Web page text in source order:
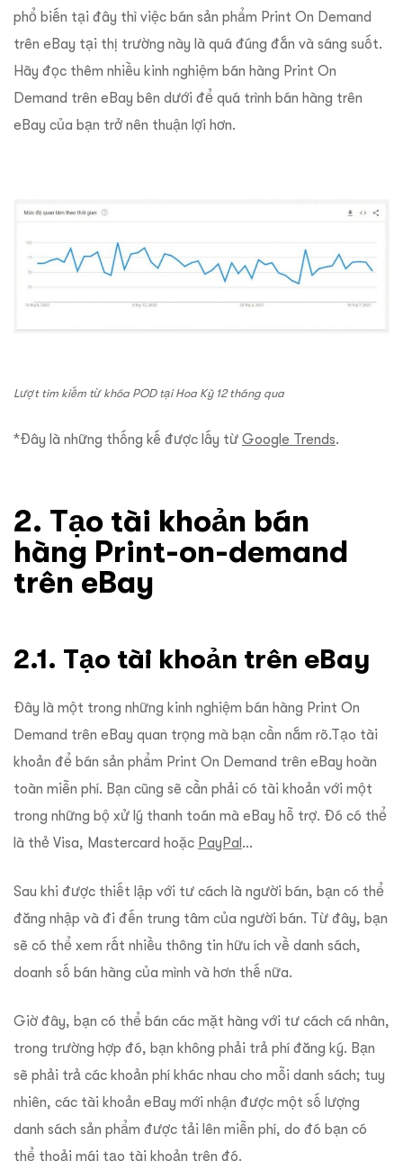
phổ biến tại đây thì việc bán sản phẩm Print On Demand
trên eBay tại thị trường này là quá đúng đắn và sáng suốt.
Hãy đọc thêm nhiều kinh nghiệm bán hàng Print On
Demand trên eBay bên dưới để quá trình bán hàng trên
eBay của bạn trở nên thuận lợi hơn.
Lượt tìm kiếm từ khóa POD tại Hoa Kỳ 12 tháng qua
*Đây là những thống kế được lấy từ Google Trends.
2. Tạo tài khoản bán
hàng Print-on-demand
trên eBay
2.1. Tạo tài khoản trên eBay
Đây là một trong những kinh nghiệm bán hàng Print On
Demand trên eBay quan trọng mà bạn cần nắm rõ.Tạo tài
khoản để bán sản phẩm Print On Demand trên eBay hoàn
toàn miễn phí. Bạn cũng sẽ cần phải có tài khoản với một
trong những bộ xử lý thanh toán mà eBay hỗ trợ. Đó có thể
là thẻ Visa, Mastercard hoặc PayPal …
Sau khi được thiết lập với tư cách là người bán, bạn có thể
đăng nhập và đi đến trung tâm của người bán. Từ đây, bạn
sẽ có thể xem rất nhiều thông tin hữu ích về danh sách,
doanh số bán hàng của mình và hơn thế nữa.
Giờ đây, bạn có thể bán các mặt hàng với tư cách cá nhân,
trong trường hợp đó, bạn không phải trả phí đăng ký. Bạn
sẽ phải trả các khoản phí khác nhau cho mỗi danh sách; tuy
nhiên, các tài khoản eBay mới nhận được một số lượng
danh sách sản phẩm được tải lên miễn phí, do đó bạn có
thể thoải mái tạo tài khoản trên đó.